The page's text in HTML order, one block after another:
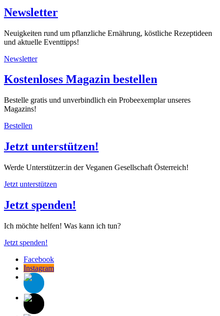
Newsletter
Neuigkeiten rund um pflanzliche Ernährung, köstliche Rezeptideen
und aktuelle Eventtipps!
Newsletter
Kostenloses Magazin bestellen
Bestelle gratis und unverbindlich ein Probeexemplar unseres
Magazins!
Bestellen
Jetzt unterstützen!
Werde Unterstützer:in der Veganen Gesellschaft Österreich!
Jetzt unterstützen
Jetzt spenden!
Ich möchte helfen! Was kann ich tun?
Jetzt spenden!
Facebook
Instagram